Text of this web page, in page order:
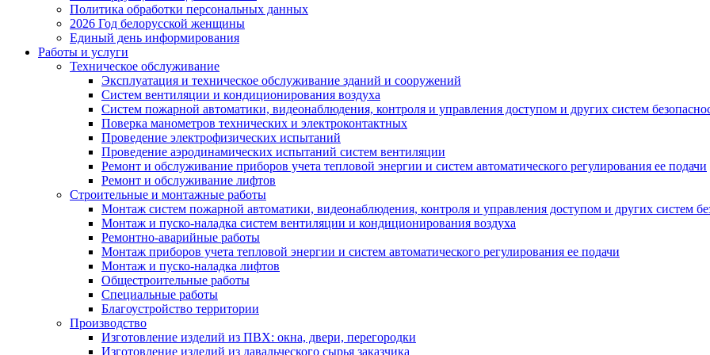
Политика обработки персональных данных
2026 Год белорусской женщины
Единый день информирования
Работы и услуги
Техническое обслуживание
Эксплуатация и техническое обслуживание зданий и сооружений
Систем вентиляции и кондиционирования воздуха
Систем пожарной автоматики, видеонаблюдения, контроля и управления доступом и других систем
Поверка манометров технических и электроконтактных
Проведение электрофизических испытаний
Проведение аэродинамических испытаний систем вентиляции
Ремонт и обслуживание приборов учета тепловой энергии и систем автоматического регулирования ее подачи
Ремонт и обслуживание лифтов
Строительные и монтажные работы
Монтаж систем пожарной автоматики, видеонаблюдения, контроля и управления доступом и других систем
Монтаж и пуско-наладка систем вентиляции и кондиционирования воздуха
Ремонтно-аварийные работы
Монтаж приборов учета тепловой энергии и систем автоматического регулирования ее подачи
Монтаж и пуско-наладка лифтов
Общестроительные работы
Специальные работы
Благоустройство территории
Производство
Изготовление изделий из ПВХ: окна, двери, перегородки
Изготовление изделий из давальческого сырья заказчика